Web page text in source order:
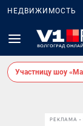
НЕДВИЖИМОСТЬ
Участницу шоу
РЕКЛАМА •